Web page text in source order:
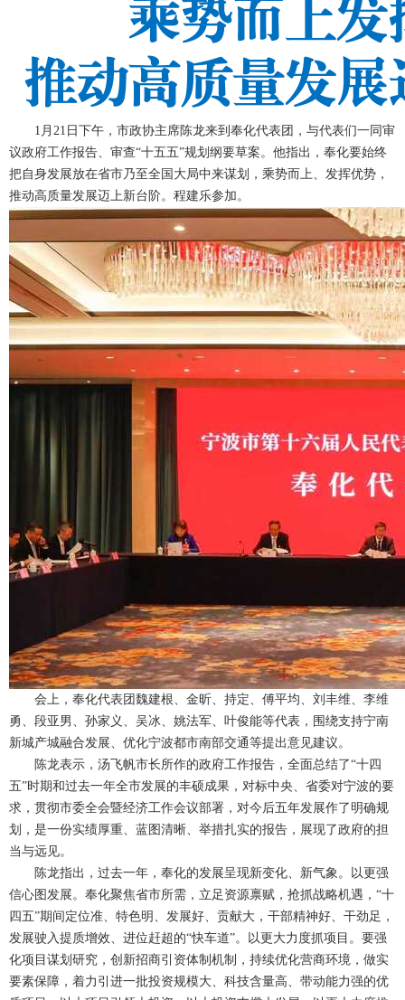
1月21日下午，市政协主席陈龙来到奉化代表团，与代表们一同审
议政府工作报告、审查“十五五”规划纲要草案。他指出，奉化要始终
把自身发展放在省市乃至全国大局中来谋划，乘势而上、发挥优势，
推动高质量发展迈上新台阶。程建乐参加。
会上，奉化代表团魏建根、金昕、持定、傅平均、刘丰维、李维
勇、段亚男、孙家义、吴冰、姚法军、叶俊能等代表，围绕支持宁南
新城产城融合发展、优化宁波都市南部交通等提出意见建议。
陈龙表示，汤飞帆市长所作的政府工作报告，全面总结了“十四
五”时期和过去一年全市发展的丰硕成果，对标中央、省委对宁波的要
求，贯彻市委全会暨经济工作会议部署，对今后五年发展作了明确规
划，是一份实绩厚重、蓝图清晰、举措扎实的报告，展现了政府的担
当与远见。
陈龙指出，过去一年，奉化的发展呈现新变化、新气象。以更强
信心图发展。奉化聚焦省市所需，立足资源禀赋，抢抓战略机遇，“十
四五”期间定位准、特色明、发展好、贡献大，干部精神好、干劲足，
发展驶入提质增效、进位赶超的“快车道”。以更大力度抓项目。要强
化项目谋划研究，创新招商引资体制机制，持续优化营商环境，做实
要素保障，着力引进一批投资规模大、科技含量高、带动能力强的优